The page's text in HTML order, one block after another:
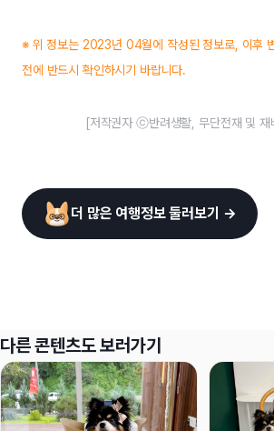
※ 위 정보는 2023년 04월에 작성된 정보로, 이후
전에 반드시 확인하시기 바랍니다.
[저작권자 ⓒ반려생활, 무단전재 및 재
더 많은 여행정보 둘러보기 →
다른 콘텐츠도 보러가기